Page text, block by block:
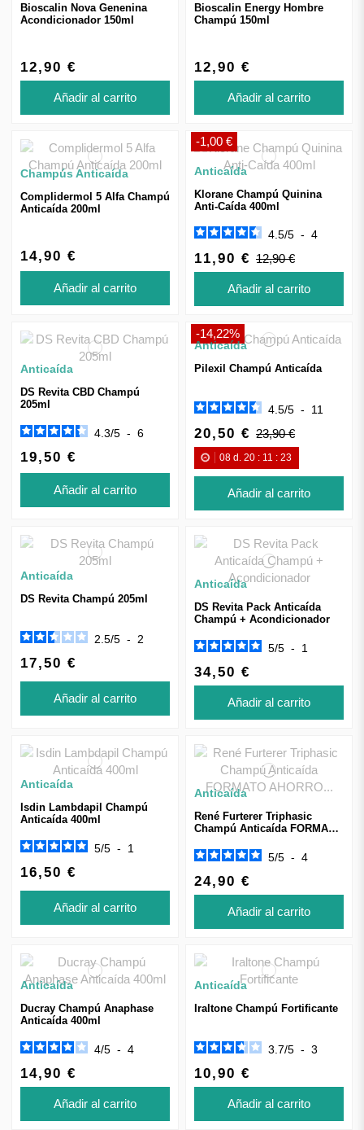
Bioscalin Nova Genenina
Acondicionador 150ml
12,90 €
Añadir al carrito
Bioscalin Energy Hombre
Champú 150ml
12,90 €
Añadir al carrito
Champús Anticaída
Complidermol 5 Alfa Champú
Anticaída 200ml
14,90 €
Añadir al carrito
-1,00 €
Anticaída
Klorane Champú Quinina
Anti-Caída 400ml
4.5/5 - 4
11,90 € 12,90 €
Añadir al carrito
Anticaída
DS Revita CBD Champú
205ml
4.3/5 - 6
19,50 €
Añadir al carrito
-14,22%
Anticaída
Pilexil Champú Anticaída
4.5/5 - 11
20,50 € 23,90 €
08d. 20: 11 : 22
Añadir al carrito
Anticaída
DS Revita Champú 205ml
2.5/5 - 2
17,50 €
Añadir al carrito
Anticaída
DS Revita Pack Anticaída
Champú + Acondicionador
5/5 - 1
34,50 €
Añadir al carrito
Anticaída
Isdin Lambdapil Champú
Anticaída 400ml
5/5 - 1
16,50 €
Añadir al carrito
Anticaída
René Furterer Triphasic
Champú Anticaída FORMATO
5/5 - 4
24,90 €
Añadir al carrito
Anticaída
Ducray Champú Anaphase
Anticaída 400ml
4/5 - 4
14,90 €
Añadir al carrito
Anticaída
Iraltone Champú Fortificante
3.7/5 - 3
10,90 €
Añadir al carrito